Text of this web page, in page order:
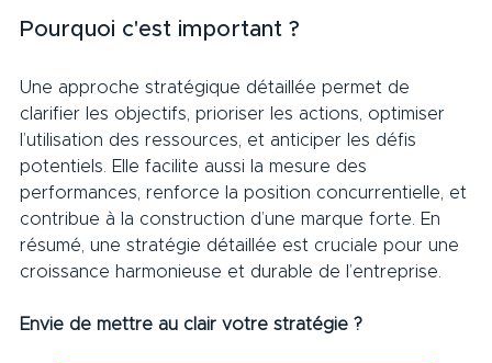
Pourquoi c'est important ?
Une approche stratégique détaillée permet de
clarifier les objectifs, prioriser les actions, optimiser
l’utilisation des ressources, et anticiper les défis
potentiels. Elle facilite aussi la mesure des
performances, renforce la position concurrentielle, et
contribue à la construction d’une marque forte. En
résumé, une stratégie détaillée est cruciale pour une
croissance harmonieuse et durable de l’entreprise.
Envie de mettre au clair votre stratégie ?